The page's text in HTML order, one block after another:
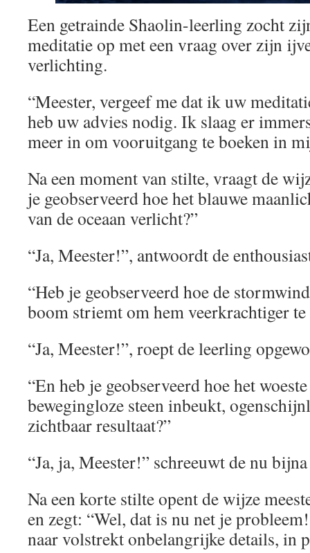
Een getrainde Shaolin-leerling zocht
meditatie op met een vraag over zijn
verlichting.
“Meester, vergeef me dat ik uw
heb uw advies nodig. Ik slaag er
meer in om vooruitgang te boeken in
Na een moment van stilte, vraagt de
je geobserveerd hoe het blauwe
van de oceaan verlicht?”
“Ja, Meester!”, antwoordt de
“Heb je geobserveerd hoe de
boom striemt om hem veerkrachtiger te
“Ja, Meester!”, roept de leerling
“En heb je geobserveerd hoe het
bewegingloze steen inbeukt,
zichtbaar resultaat?”
“Ja, ja, Meester!” schreeuwt de nu
Na een korte stilte opent de wijze
en zegt: “Wel, dat is nu net je
naar volstrekt onbelangrijke details, in